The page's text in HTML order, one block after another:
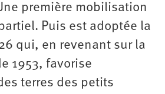
première mobilisation
Puis est adoptée la
qui, en revenant sur la
1953, favorise
terres des petits